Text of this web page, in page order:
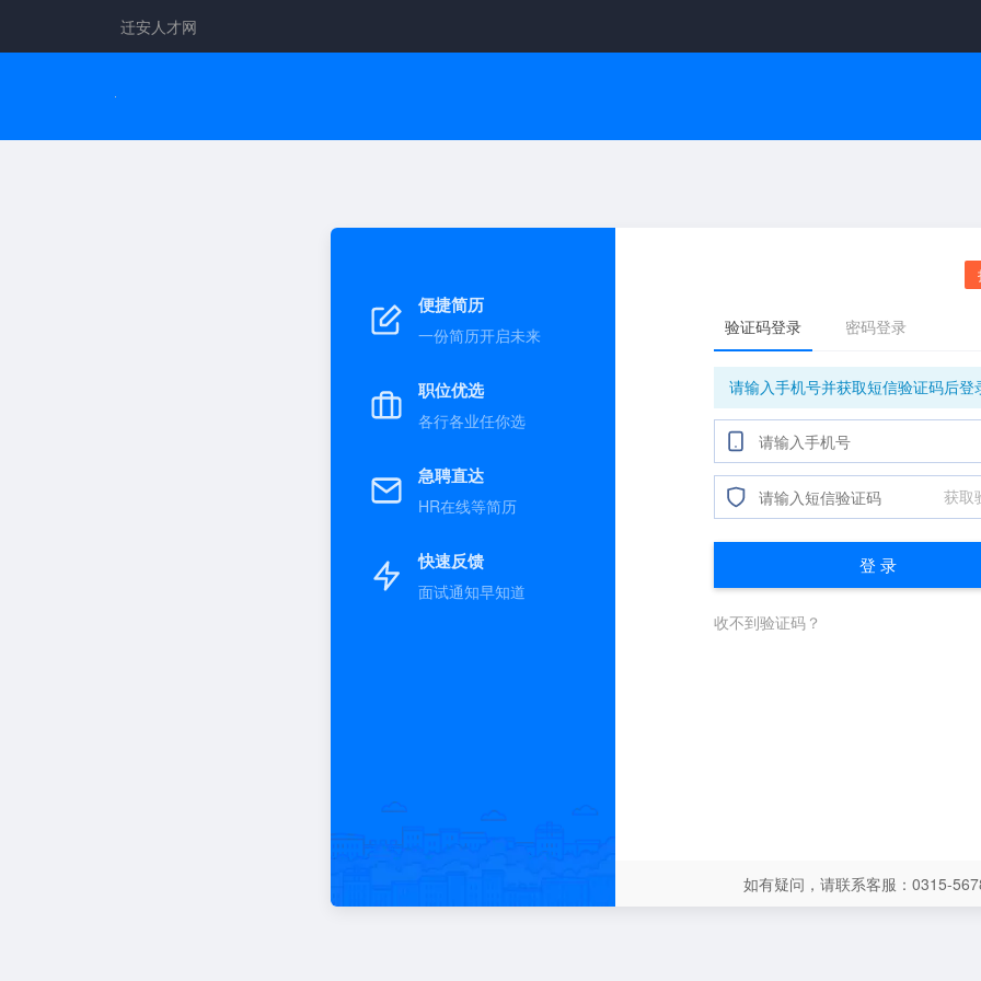
迁安人才网
便捷简历
一份简历开启未来
职位优选
各行各业任你选
急聘直达
HR在线等简历
快速反馈
面试通知早知道
如有疑问，请联系客服：0315-